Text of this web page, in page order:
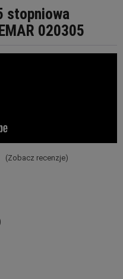
stopniowa
020305
(Zobacz recenzje)